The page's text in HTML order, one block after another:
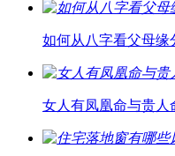
如何从八字看父母缘
女人有凤凰命与贵人